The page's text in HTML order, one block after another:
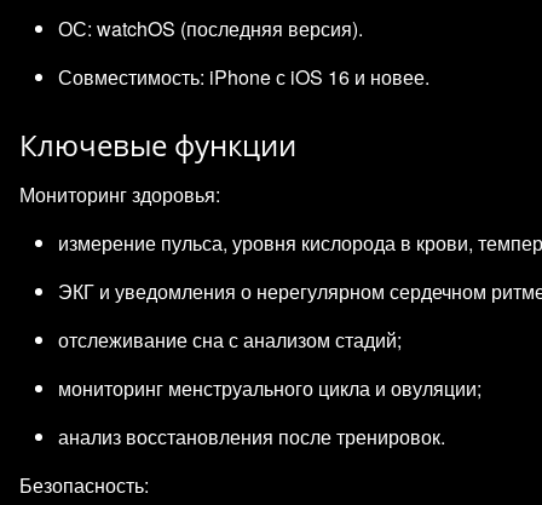
ОС: watchOS (последняя версия).
Совместимость: iPhone с iOS 16 и новее.
Ключевые функции
Мониторинг здоровья:
измерение пульса, уровня кислорода в крови,
ЭКГ и уведомления о нерегулярном сердечном
отслеживание сна с анализом стадий;
мониторинг менструального цикла и овуляции;
анализ восстановления после тренировок.
Безопасность: